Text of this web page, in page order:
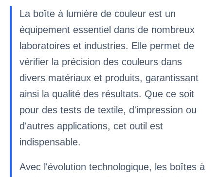
La boîte à lumière de couleur est un
équipement essentiel dans de nombreux
laboratoires et industries. Elle permet de
vérifier la précision des couleurs dans
divers matériaux et produits, garantissant
ainsi la qualité des résultats. Que ce soit
pour des tests de textile, d'impression ou
d'autres applications, cet outil est
indispensable.
Avec l'évolution technologique, les boîtes à